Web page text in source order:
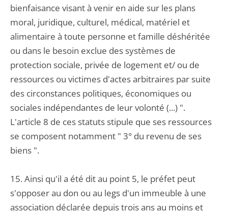
bienfaisance visant à venir en aide sur les plans
moral, juridique, culturel, médical, matériel et
alimentaire à toute personne et famille déshéritée
ou dans le besoin exclue des systèmes de
protection sociale, privée de logement et/ ou de
ressources ou victimes d'actes arbitraires par suite
des circonstances politiques, économiques ou
sociales indépendantes de leur volonté (...) ".
L'article 8 de ces statuts stipule que ses ressources
se composent notamment " 3° du revenu de ses
biens ".
15. Ainsi qu'il a été dit au point 5, le préfet peut
s'opposer au don ou au legs d'un immeuble à une
association déclarée depuis trois ans au moins et